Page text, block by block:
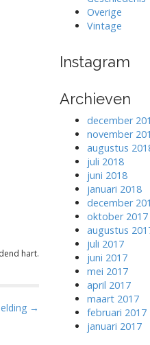
hart.
→
Overige
Vintage
Instagram
Archieven
december
november
augustus
juli 2018
juni 2018
januari 2018
december
oktober 2017
augustus
juli 2017
juni 2017
mei 2017
april 2017
maart 2017
februari 2017
januari 2017